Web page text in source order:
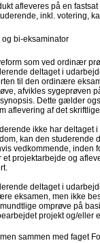
afleveres på en
inkl. votering,
og bi-eksaminator
som ved ordinær
deltaget i
til den ordinære
afvikles sygeprøven
Dette gælder
aflevering af det
ikke har deltaget
kan den studerende
vedkommende, inden
et projektarbejde og
deltaget i
eksamen, men ikke
omprøve på
projekt og/eller
sammen med faget